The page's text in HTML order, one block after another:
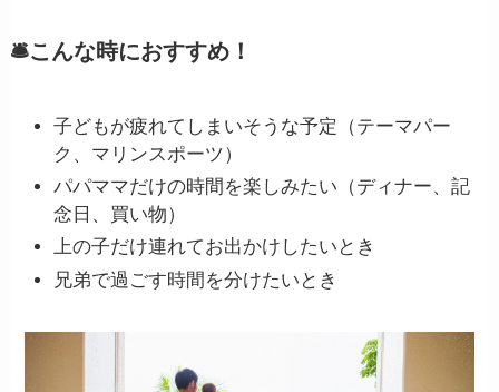
🛎こんな時におすすめ！
子どもが疲れてしまいそうな予定（テーマパー
ク、マリンスポーツ）
パパママだけの時間を楽しみたい（ディナー、記
念日、買い物）
上の子だけ連れてお出かけしたいとき
兄弟で過ごす時間を分けたいとき